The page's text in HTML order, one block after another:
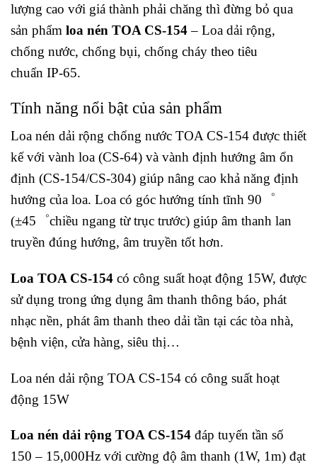
lượng cao với giá thành phải chăng thì đừng bỏ qua
sản phẩm loa nén TOA CS-154– Loa dải rộng,
chống nước, chống bụi, chống cháy theo tiêu
chuẩn IP-65.
Tính năng nổi bật của sản phẩm
Loa nén dải rộng chống nước TOA CS-154 được thiết
kế với vành loa (CS-64) và vành định hướng âm ổn
định (CS-154/CS-304) giúp nâng cao khả năng định
hướng của loa. Loa có góc hướng tính tĩnh 90゜
(±45゜chiều ngang từ trục trước) giúp âm thanh lan
truyền đúng hướng, âm truyền tốt hơn.
Loa TOA CS-154 có công suất hoạt động 15W, được
sử dụng trong ứng dụng âm thanh thông báo, phát
nhạc nền, phát âm thanh theo dải tần tại các tòa nhà,
bệnh viện, cửa hàng, siêu thị…
Loa nén dải rộng TOA CS-154 có công suất hoạt
động 15W
Loa nén dải rộng TOA CS-154 đáp tuyến tần số
150 – 15,000Hz với cường độ âm thanh (1W, 1m) đạt